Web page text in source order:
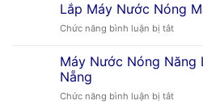
Lắp Máy Nước Nóng
Chức năng bình luận bị tắtở
Máy
Nước
Mặt
Máy Nước Nóng
Nẵng
Chức năng bình luận bị tắtở